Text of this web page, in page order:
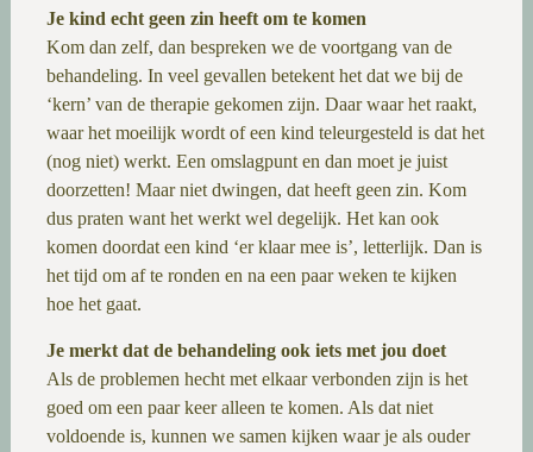
Je kind echt geen zin heeft om te komen
Kom dan zelf, dan bespreken we de voortgang van de
behandeling. In veel gevallen betekent het dat we bij de
‘kern’ van de therapie gekomen zijn. Daar waar het raakt,
waar het moeilijk wordt of een kind teleurgesteld is dat het
(nog niet) werkt. Een omslagpunt en dan moet je juist
doorzetten! Maar niet dwingen, dat heeft geen zin. Kom
dus praten want het werkt wel degelijk. Het kan ook
komen doordat een kind ‘er klaar mee is’, letterlijk. Dan is
het tijd om af te ronden en na een paar weken te kijken
hoe het gaat.
Je merkt dat de behandeling ook iets met jou doet
Als de problemen hecht met elkaar verbonden zijn is het
goed om een paar keer alleen te komen. Als dat niet
voldoende is, kunnen we samen kijken waar je als ouder